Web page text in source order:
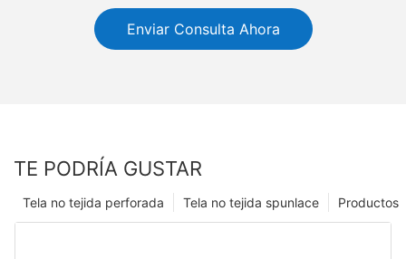
Enviar Consulta Ahora
TE PODRÍA GUSTAR
Productos
Tela no tejida spunlace
Tela no tejida perforada